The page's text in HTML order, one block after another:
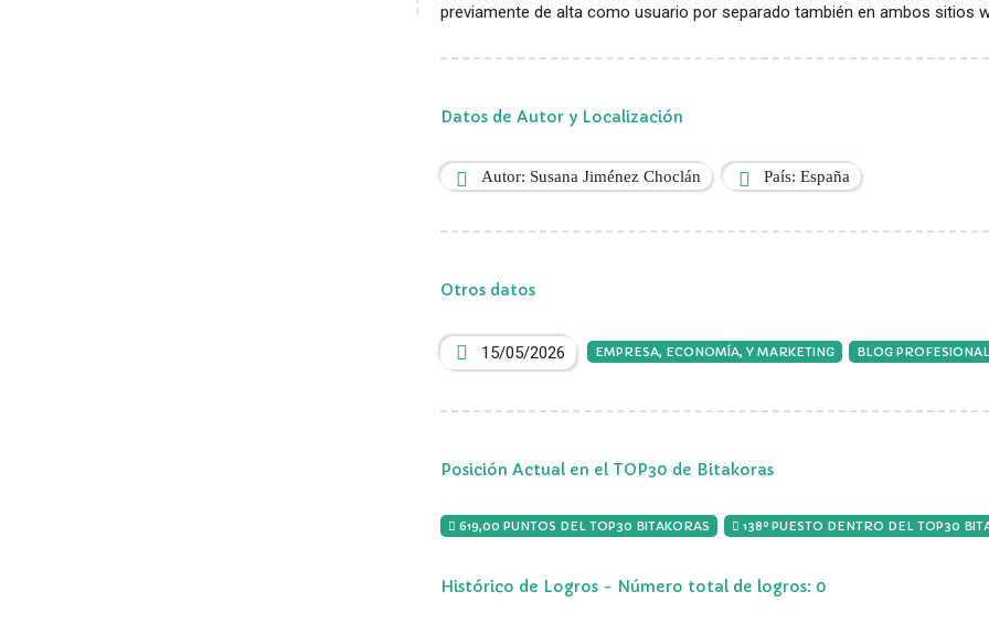
previamente de alta como usuario por separado también en ambos sitios
Datos de Autor y Localización
Autor: Susana Jiménez Choclán País: España
Otros datos
15/05/2026 EMPRESA, ECONOMÍA, Y MARKETING BLOG PROFESIONAL
Posición Actual en el TOP30 de Bitakoras
619,00 PUNTOS DEL TOP30 BITAKORAS 138º PUESTO DENTRO DEL TOP30
Histórico de Logros - Número total de logros: 0